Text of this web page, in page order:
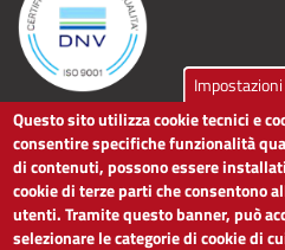
LINK UTILI
Dichiarazione di accessibilità
Obiettivi di accessibilità
Segnalaci problemi di accessibilità
Questo sito utilizza cookie tecnici e
consentire specifiche funzionalità
di contenuti, possono essere
cookie di terze parti che consentono
utenti. Tramite questo banner, può
selezionare le categorie di cookie di